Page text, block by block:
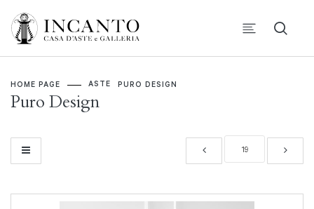
HOME PAGE ASTE PURO DESIGN
Puro Design